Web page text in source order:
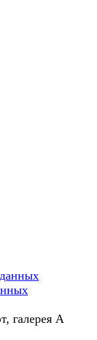
галерея А